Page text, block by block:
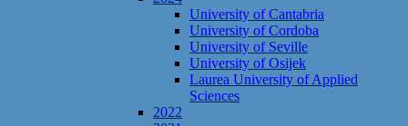
University of Cantabria
University of Cordoba
University of Seville
University of Osijek
Laurea University of Applied
Sciences
2022